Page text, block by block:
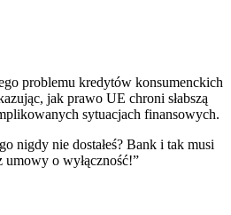
problemu kredytów konsumenckich
jak prawo UE chroni słabszą
sytuacjach finansowych.
nigdy nie dostałeś? Bank i tak musi
umowy o wyłączność!”